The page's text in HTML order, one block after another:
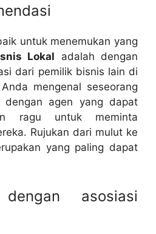
untuk menemukan yang
Lokal adalah dengan
dari pemilik bisnis lain di
mengenal seseorang
agen yang dapat
ragu untuk meminta
Rujukan dari mulut ke
yang paling dapat
asosiasi